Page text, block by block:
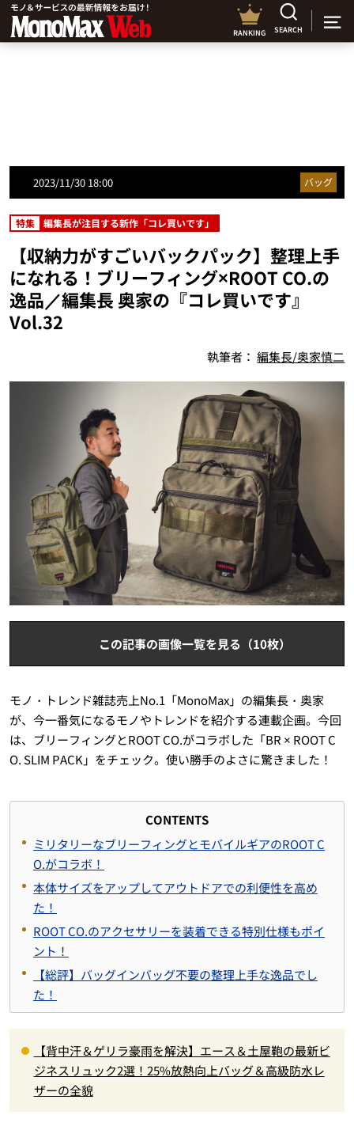
RANKING SEARCH
2023/11/30 18:00 バッグ
特集 編集長が注目する新作「コレ買いです」
【収納力がすごいバックパック】整理上手
になれる！ブリーフィング×ROOT CO.の
逸品／編集長 奥家の『コレ買いです』
Vol.32
執筆者：編集長/奥家慎二
この記事の画像一覧を見る（10枚）
モノ・トレンド雑誌売上No.1「MonoMax」の編集長・奥家
が、今一番気になるモノやトレンドを紹介する連載企画。今回
は、ブリーフィングとROOT CO.がコラボした「BR × ROOT C
O. SLIM PACK」をチェック。使い勝手のよさに驚きました！
CONTENTS
ミリタリーなブリーフィングとモバイルギアのROOT C
O.がコラボ！
本体サイズをアップしてアウトドアでの利便性を高め
た！
ROOT CO.のアクセサリーを装着できる特別仕様もポイ
ント！
【総評】バッグインバッグ不要の整理上手な逸品でし
た！
【背中汗＆ゲリラ豪雨を解決】エース＆土屋鞄の最新ビ
ジネスリュック2選！25%放熱向上バッグ＆高級防水レ
ザーの全貌